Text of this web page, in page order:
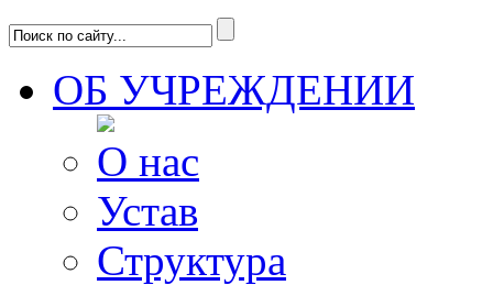
ОБ УЧРЕЖДЕНИИ
О нас
Устав
Структура